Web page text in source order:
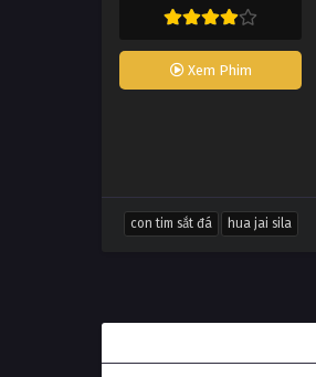
Xem Phim
con tim sắt đá hua jai sila